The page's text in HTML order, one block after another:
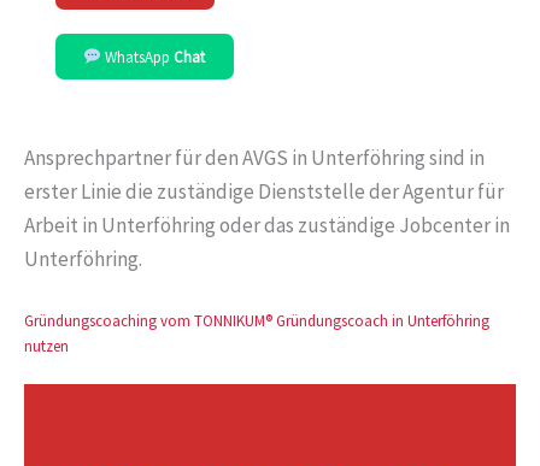
WhatsAppChat
Ansprechpartner für den AVGS in Unterföhring sind in
erster Linie die zuständige Dienststelle der Agentur für
Arbeit in Unterföhring oder das zuständige Jobcenter in
Unterföhring.
Gründungscoaching vom TONNIKUM® Gründungscoach in Unterföhring
nutzen